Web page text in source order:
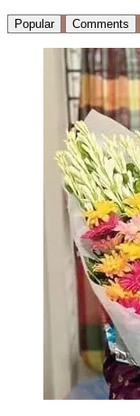
Popular Comments